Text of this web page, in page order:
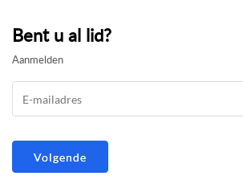
Bent u al lid?
Aanmelden